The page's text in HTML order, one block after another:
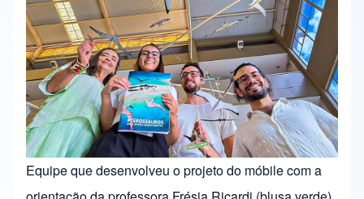
Equipe que desenvolveu o projeto do móbile com a